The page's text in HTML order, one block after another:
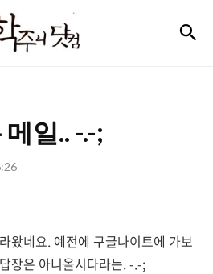
주
컴
일.. -.-;
왔네요. 예전에 구글나이트에 가보
장은 아니올시다라는. -.-;